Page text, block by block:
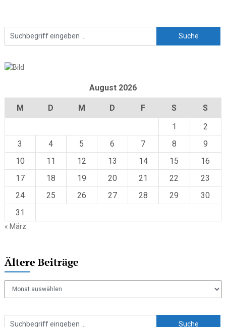
August 2026
M D M D F S
S
1
2
3
4 5 6 7 8
9
10
11 12 13 14 15
16
17
18 19 20 21 22
23
24
25 26 27 28 29
30
31
« März
Ältere Beiträge